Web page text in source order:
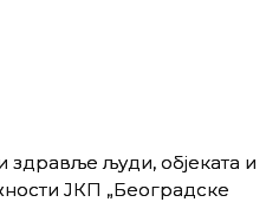
људи, објеката и
ЈКП „Београдске